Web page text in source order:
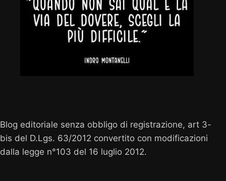
Blog editoriale senza obbligo di registrazione, art 3-
bis del D.Lgs. 63/2012 convertito con modificazioni
dalla legge n°103 del 16 luglio 2012.